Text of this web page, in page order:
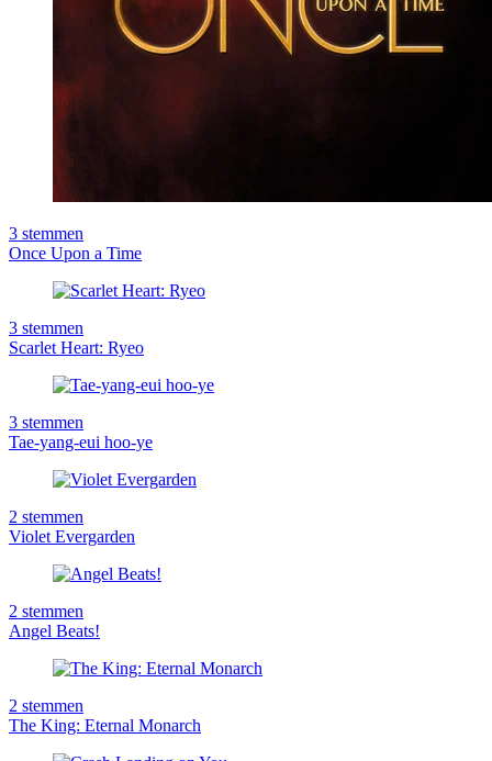
3 stemmen
Once Upon a Time
3 stemmen
Scarlet Heart: Ryeo
3 stemmen
Tae-yang-eui hoo-ye
2 stemmen
Violet Evergarden
2 stemmen
Angel Beats!
2 stemmen
The King: Eternal Monarch